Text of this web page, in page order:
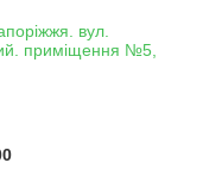
вул.
приміщення №5,